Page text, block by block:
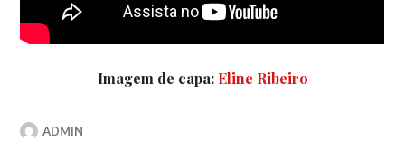
Imagem de capa: Eline Ribeiro
ADMIN